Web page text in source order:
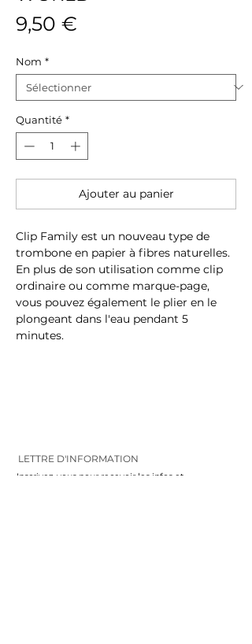
9,50 €
Nom *
Quantité *
Ajouter au panier
Clip Family est un nouveau type de
trombone en papier à fibres naturelles.
En plus de son utilisation comme clip
ordinaire ou comme marque-page,
vous pouvez également le plier en le
plongeant dans l'eau pendant 5
minutes.
LETTRE D'INFORMATION
Inscrivez-vous pour recevoir les infos et